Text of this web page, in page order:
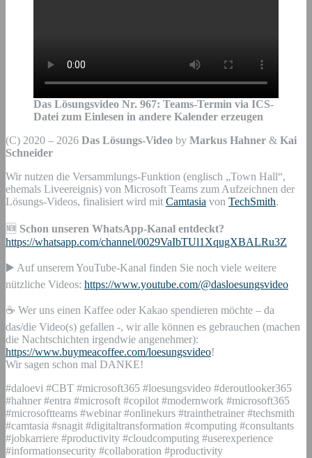
Das Lösungsvideo Nr. 967: Teams-Termin via ICS-
Datei zum Einlesen in andere Kalender erzeugen
(C) 2020 – 2026 Das Lösungs-Video by Markus Hahner & Kai
Schneider
Wir nutzen die Versammlungs-Funktion (englisch „Town Hall“,
ehemals Liveereignis) von Microsoft Teams zum Aufzeichnen der
Lösungs-Videos, finalisiert wird mit Camtasia von TechSmith.
🆕 Schon unseren WhatsApp-Kanal entdeckt?
https://whatsapp.com/channel/0029VaIbTUl1XqugXBALRu3Z
▶️ Auf unserem YouTube-Kanal finden Sie noch viele weitere
nützliche Videos: https://www.youtube.com/@dasloesungsvideo
☕ Wer uns einen Kaffee oder Kakao spendieren möchte – da
das/die Video(s) gefallen -, wir alle können es gebrauchen (machen
die Nachtschichten irgendwie angenehmer):
https://www.buymeacoffee.com/loesungsvideo!
Wir sagen schon mal DANKE!
#daloevi #CBT #microsoft365 #loesungsvideo #deroutlooker365
#hahner #entra #microsoft #copilot #modernwork #microsoft365
#microsoftteams #webinar #onlinekurs #trainthetrainer #techsmith
#camtasia #snagit #digitaltransformation #computing #consultants
#jobkarriere #productivity #cloudcomputing #userexperience
#informationsecurity #collaboration #productivity